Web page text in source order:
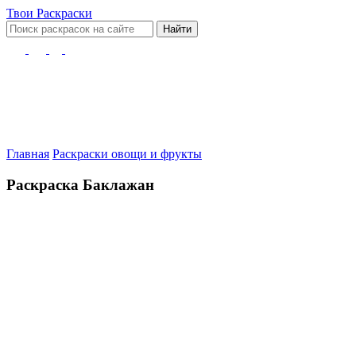
Твои Раскраски
Найти
Главная Раскраски овощи и фрукты
Раскраска Баклажан